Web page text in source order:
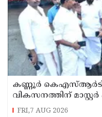
കണ്ണൂർ
വികസനത്തിന് മാസ്റ്റർ
സമർപ്പിക്കും : ടി
FRI,7 AUG 2026